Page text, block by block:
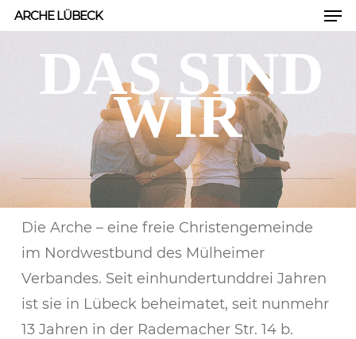
Skip
content
ARCHE LÜBECK
DAS SIND
WIR
Die Arche – eine freie Christengemeinde
im Nordwestbund des Mülheimer
Verbandes. Seit einhundertunddrei Jahren
ist sie in Lübeck beheimatet, seit nunmehr
13 Jahren in der Rademacher Str. 14 b.
Menu